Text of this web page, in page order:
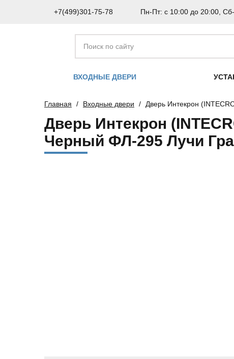
+7(499)301-75-78 Пн-Пт: с 10:00 до 20:00,
ВХОДНЫЕ ДВЕРИ
Главная Входные двери Дверь Интекрон
Дверь Интекрон
Черный ФЛ-295 Лучи